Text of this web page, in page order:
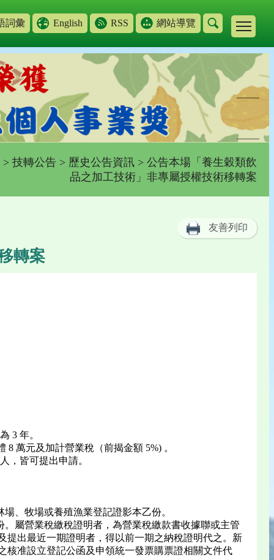
詞彙 English RSS 網站導覽
> 技轉公告 > 歷史公告資訊 > 公告本場「養生穀類飲
品之加工技術」非專屬授權技術移轉案
友善列印
轉案
3 年。
萬元及加計營業稅（前揭金額 5%) 。
，皆可提出申請。
、牧場或養殖漁業登記證影本乙份。
屬營業稅繳稅證明者，為營業稅繳款書收據聯或主管
提出最近一期證明者，得以前一期之納稅證明代之。新
核准設立登記公函及申領統一發票購票證相關文件代